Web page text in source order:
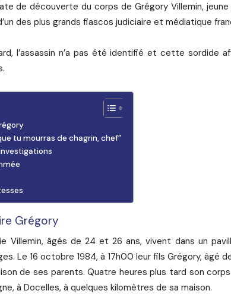
de découverte du corps de Grégory Villemin,
des plus grands fiascos judiciaire et médiatique
l’assassin n’a pas été identifié et cette sordide
tu mourras de chagrin, chef”
Grégory
Villemin, âgés de 24 et 26 ans, vivent dans un
Le 16 octobre 1984, à 17h00 leur fils Grégory, âgé
de ses parents. Quatre heures plus tard son
à Docelles, à quelques kilomètres de sa maison.